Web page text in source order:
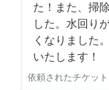
た！また、掃
した。水回り
くなりました
いたします！
依頼されたチケット